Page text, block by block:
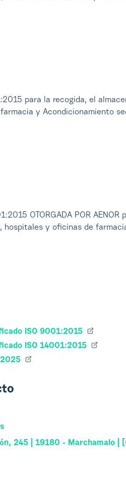
para la recogida, el
y Acondicionamiento
OTORGADA POR
hospitales y oficinas de
ISO 9001:2015
ISO 14001:2015
245 | 19180 - Marchamalo |